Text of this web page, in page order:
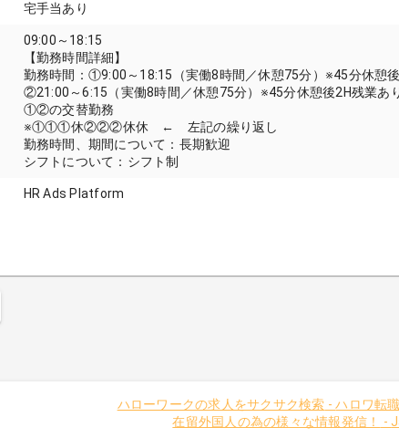
宅手当あり
09:00～18:15
【勤務時間詳細】
勤務時間：①9:00～18:15（実働8時間／休憩75分）※45分休憩
②21:00～6:15（実働8時間／休憩75分）※45分休憩後2H残業あ
①②の交替勤務
※①①①休②②②休休 ← 左記の繰り返し
勤務時間、期間について：長期歓迎
シフトについて：シフト制
HR Ads Platform
ハローワークの求人をサクサク検索 -ハロワ転
在留外国人の為の様々な情報発信！
-